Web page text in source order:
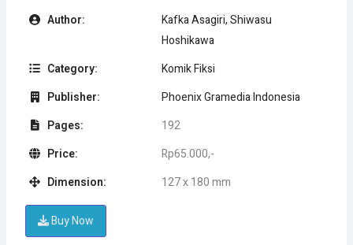
Author:
Kafka Asagiri, Shiwasu
Hoshikawa
Category:
Komik Fiksi
Publisher:
Phoenix Gramedia Indonesia
Pages:
192
Price:
Rp65.000,-
Dimension:
127 x 180 mm
Buy Now